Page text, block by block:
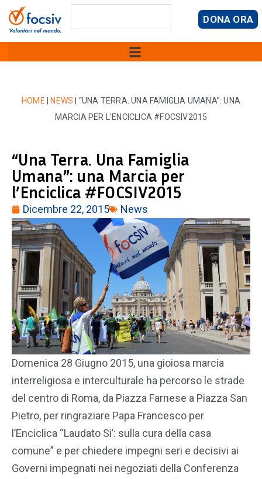
DONA ORA
HOME NEWS
“UNA TERRA. UNA FAMIGLIA UMANA”: UNA
MARCIA PER L’ENCICLICA #FOCSIV2015
“Una Terra. Una Famiglia
Umana”: una Marcia per
l’Enciclica #FOCSIV2015
Dicembre 22, 2015 News
Domenica 28 Giugno 2015, una gioiosa marcia
interreligiosa e interculturale ha percorso le strade
del centro di Roma, da Piazza Farnese a Piazza San
Pietro, per ringraziare Papa Francesco per
l’Enciclica “Laudato Si’: sulla cura della casa
comune” e per chiedere impegni seri e decisivi ai
Governi impegnati nei negoziati della Conferenza